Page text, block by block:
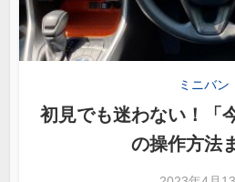
ミニバン
初見でも迷わない！「
の操作方法